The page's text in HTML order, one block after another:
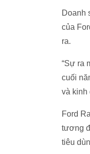
Doanh
của
ra.
“Sự ra
cuối
và kinh
Ford
tương
tiêu